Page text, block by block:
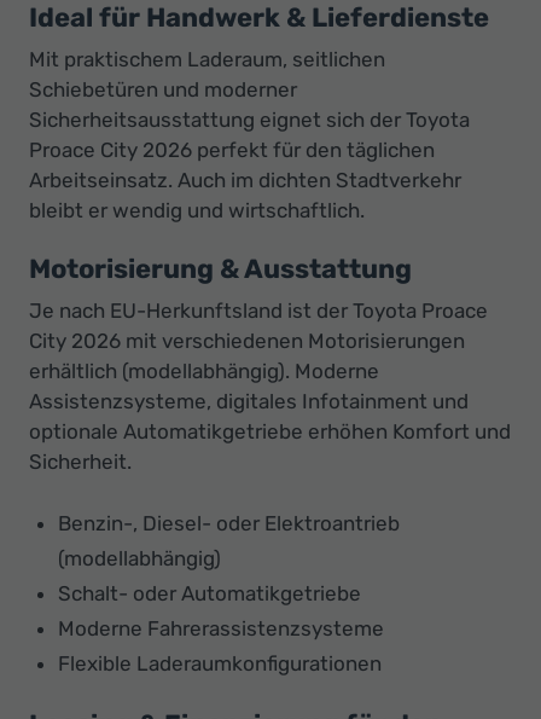
Ideal für Handwerk & Lieferdienste
Mit praktischem Laderaum, seitlichen
Schiebetüren und moderner
Sicherheitsausstattung eignet sich der Toyota
Proace City 2026 perfekt für den täglichen
Arbeitseinsatz. Auch im dichten Stadtverkehr
bleibt er wendig und wirtschaftlich.
Motorisierung & Ausstattung
Je nach EU-Herkunftsland ist der Toyota Proace
City 2026 mit verschiedenen Motorisierungen
erhältlich (modellabhängig). Moderne
Assistenzsysteme, digitales Infotainment und
optionale Automatikgetriebe erhöhen Komfort und
Sicherheit.
Benzin-, Diesel- oder Elektroantrieb
(modellabhängig)
Schalt- oder Automatikgetriebe
Moderne Fahrerassistenzsysteme
Flexible Laderaumkonfigurationen